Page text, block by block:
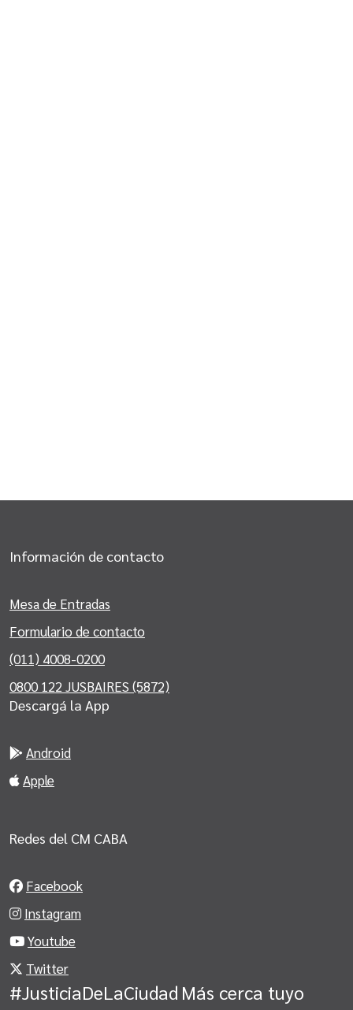
Información de contacto
Mesa de Entradas
Formulario de contacto
(011) 4008-0200
0800 122 JUSBAIRES (5872)
Descargá la App
Android
Apple
Redes del CM CABA
Facebook
Instagram
Youtube
Twitter
#JusticiaDeLaCiudad Más cerca tuyo